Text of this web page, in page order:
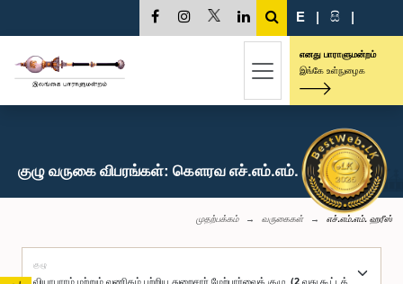
E | සි |
எனது பாராளுமன்றம்
இங்கே உள்நுழைக
குழு வருகை விபரங்கள்: கௌரவ எச்.எம்.எம். ஹரீஸ், பா.உ.
முதற்பக்கம் வருகைகள் எச்.எம்.எம். ஹரீஸ்
குழு